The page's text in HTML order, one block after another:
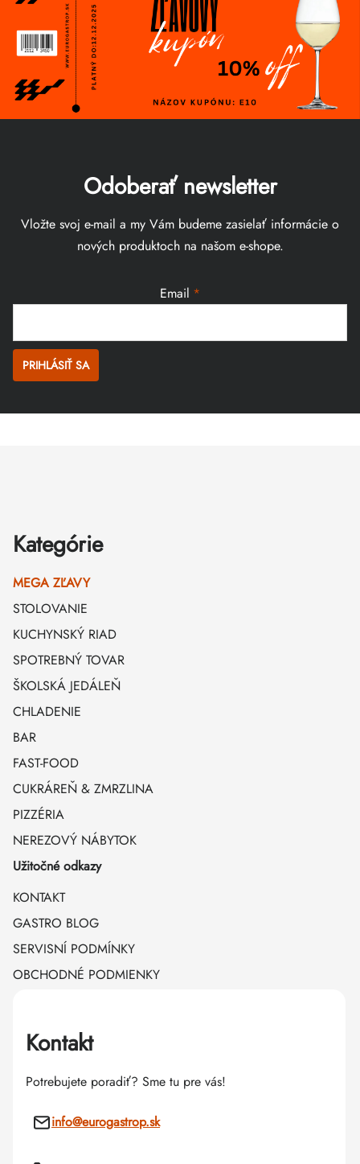
Odoberať newsletter
Vložte svoj e-mail a my Vám budeme zasielať informácie o
nových produktoch na našom e-shope.
Email
PRIHLÁSIŤ SA
Kategórie
MEGA ZĽAVY
STOLOVANIE
KUCHYNSKÝ RIAD
SPOTREBNÝ TOVAR
ŠKOLSKÁ JEDÁLEŇ
CHLADENIE
BAR
FAST-FOOD
CUKRÁREŇ & ZMRZLINA
PIZZÉRIA
NEREZOVÝ NÁBYTOK
Užitočné odkazy
KONTAKT
GASTRO BLOG
SERVISNÍ PODMÍNKY
OBCHODNÉ PODMIENKY
Kontakt
Potrebujete poradiť? Sme tu pre vás!
info@eurogastrop.sk